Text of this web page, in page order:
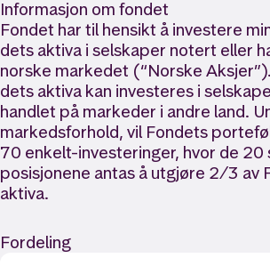
Informasjon om fondet
Fondet har til hensikt å investere
dets aktiva i selskaper notert eller
norske markedet (“Norske
dets aktiva kan investeres i
handlet på markeder i andre land.
markedsforhold, vil Fondets
70 enkelt-investeringer, hvor de 20
posisjonene antas å utgjøre 2/3 av
aktiva.
Fordeling